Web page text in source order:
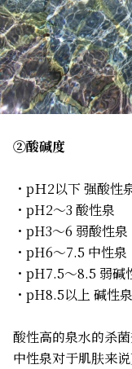
②酸碱度
・pＨ2以下 强酸性
・pH2～3 酸性泉
・pH3～6 弱酸性泉
・pH6～7.5 中性泉
・pH7.5～8.5 弱碱
・pH8.5以上 碱性泉
酸性高的泉水的杀
中性泉对于肌肤来